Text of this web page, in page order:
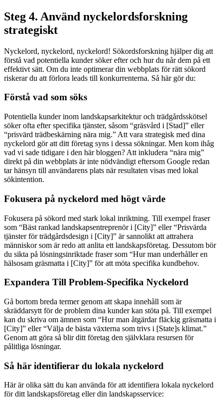
Steg 4. Använd nyckelordsforskning
strategiskt
Nyckelord, nyckelord, nyckelord! Sökordsforskning hjälper dig att
förstå vad potentiella kunder söker efter och hur du når dem på ett
effektivt sätt. Om du inte optimerar din webbplats för rätt sökord
riskerar du att förlora leads till konkurrenterna. Så här gör du:
Förstå vad som söks
Potentiella kunder inom landskapsarkitektur och trädgårdsskötsel
söker ofta efter specifika tjänster, såsom “gräsvård i [Stad]” eller
“prisvärd trädbeskärning nära mig.” Att vara strategisk med dina
nyckelord gör att ditt företag syns i dessa sökningar. Men kom ihåg
vad vi sade tidigare i den här bloggen? Att inkludera “nära mig”
direkt på din webbplats är inte nödvändigt eftersom Google redan
tar hänsyn till användarens plats när resultaten visas med lokal
sökintention.
Fokusera på nyckelord med högt värde
Fokusera på sökord med stark lokal inriktning. Till exempel fraser
som “Bäst rankad landskapsentreprenör i [City]” eller “Prisvärda
tjänster för trädgårdsdesign i [City]” är sannolikt att attrahera
människor som är redo att anlita ett landskapsföretag. Dessutom bör
du sikta på lösningsinriktade fraser som “Hur man underhåller en
hälsosam gräsmatta i [City]” för att möta specifika kundbehov.
Expandera Till Problem-Specifika Nyckelord
Gå bortom breda termer genom att skapa innehåll som är
skräddarsytt för de problem dina kunder kan stöta på. Till exempel
kan du skriva om ämnen som “Hur man åtgärdar fläckig gräsmatta i
[City]” eller “Välja de bästa växterna som trivs i [State]s klimat.”
Genom att göra så blir ditt företag den självklara resursen för
pålitliga lösningar.
Så här identifierar du lokala nyckelord
Här är olika sätt du kan använda för att identifiera lokala nyckelord
för ditt landskapsföretag eller din landskapsservice: